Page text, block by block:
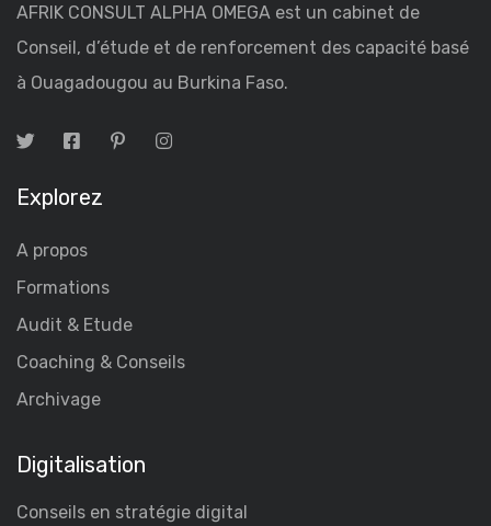
AFRIK CONSULT ALPHA OMEGA est un cabinet de
Conseil, d’étude et de renforcement des capacité basé
à Ouagadougou au Burkina Faso.
Explorez
A propos
Formations
Audit & Etude
Coaching & Conseils
Archivage
Digitalisation
Conseils en stratégie digital